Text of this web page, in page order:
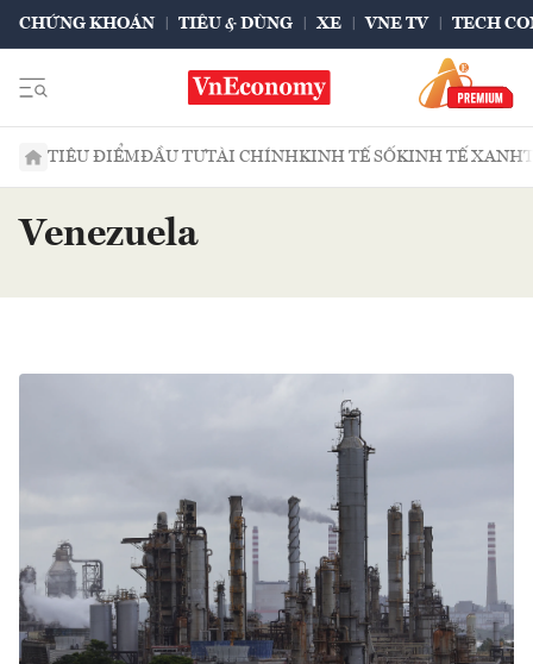
CHỨNG KHOÁN TIÊU & DÙNG XE VNE TV TECH
TIÊU ĐIỂMĐẦU TƯTÀI CHÍNHKINH TẾ SỐKINH TẾ XANH
Venezuela